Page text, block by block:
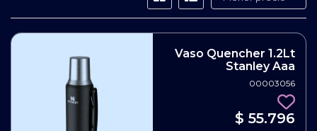
Vaso Quencher 1.2Lt
Stanley Aaa
00003056
$ 55.796